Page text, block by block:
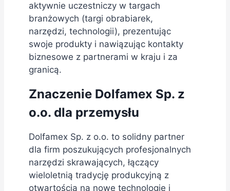
aktywnie uczestniczy w targach
branżowych (targi obrabiarek,
narzędzi, technologii), prezentując
swoje produkty i nawiązując kontakty
biznesowe z partnerami w kraju i za
granicą.
Znaczenie Dolfamex Sp. z
o.o. dla przemysłu
Dolfamex Sp. z o.o. to solidny partner
dla firm poszukujących profesjonalnych
narzędzi skrawających, łączący
wieloletnią tradycję produkcyjną z
otwartością na nowe technologie i